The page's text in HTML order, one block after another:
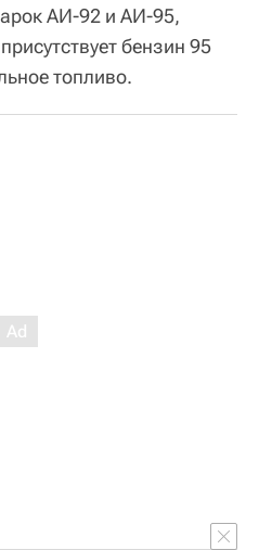
АИ-92 и АИ-95,
бензин 95
топливо.